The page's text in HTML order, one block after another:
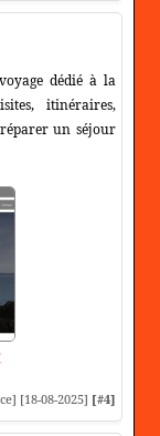
dédié à la
itinéraires,
un séjour
[18-08-2025] [#4]